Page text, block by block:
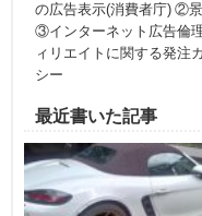
の広告表示(消費者庁) ②
③インターネット広告倫
ィリエイトに関する発注
シー
最近書いた記事